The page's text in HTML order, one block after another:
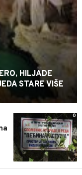
HILJADE
STARE VIŠE
0